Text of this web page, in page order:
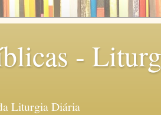
-
Liturgia Diária